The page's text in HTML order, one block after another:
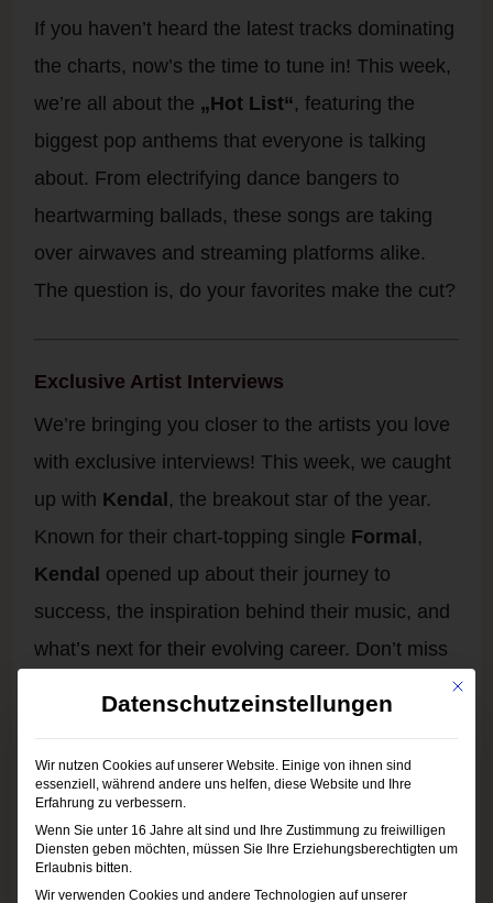
If you haven’t heard the latest tracks dominating
the charts, now’s the time to tune in! This week,
we’re all about the „Hot List“, featuring the
biggest pop anthems that everyone is talking
about. From electrifying dance bangers to
heartwarming ballads, these songs are taking
over airwaves and streaming platforms alike.
The question is, do your favorites make the cut?
Exclusive Artist Interviews
We’re bringing you closer to the artists you love
with exclusive interviews! This week, we caught
up with Kendal , the breakout star of the year.
Known for their chart-topping single Formal ,
Kendal opened up about their journey to
success, the inspiration behind their music, and
what’s next for their evolving career. Don’t miss
Behind the Scenes: The Making of a Hit
Ever wonder what goes into crafting a pop
anthem? In this week’s“Hit Makers”segment,
Mit
Datenschutzeinstellungen
Wir nutzen Cookies auf unserer Website. Einige von ihnen sind
essenziell, während andere uns helfen, diese Website und Ihre
Erfahrung zu verbessern.
Wenn Sie unter 16 Jahre alt sind und Ihre Zustimmung zu freiwilligen
Diensten geben möchten, müssen Sie Ihre Erziehungsberechtigten um
Erlaubnis bitten.
Wir verwenden Cookies und andere Technologien auf unserer